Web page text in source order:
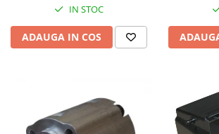
IN STOC
ADAUGA IN COS